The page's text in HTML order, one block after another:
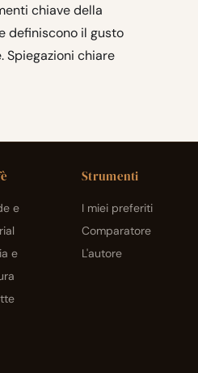
chiave della
definiscono il gusto
Spiegazioni chiare
e
e
Strumenti
I miei preferiti
Comparatore
L'autore